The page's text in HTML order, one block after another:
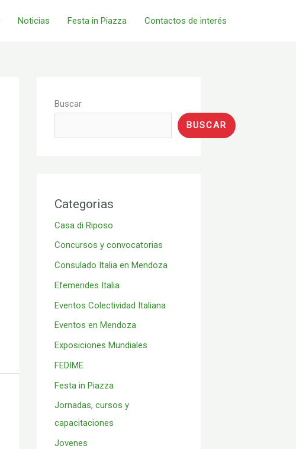
Noticias Festa in Piazza Contactos de interés
Buscar
BUSCAR
Categorias
Casa di Riposo
Concursos y convocatorias
Consulado Italia en Mendoza
Efemerides Italia
Eventos Colectividad Italiana
Eventos en Mendoza
Exposiciones Mundiales
FEDIME
Festa in Piazza
Jornadas, cursos y
capacitaciones
Jovenes